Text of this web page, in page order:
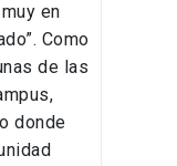
en
Como
de las
donde